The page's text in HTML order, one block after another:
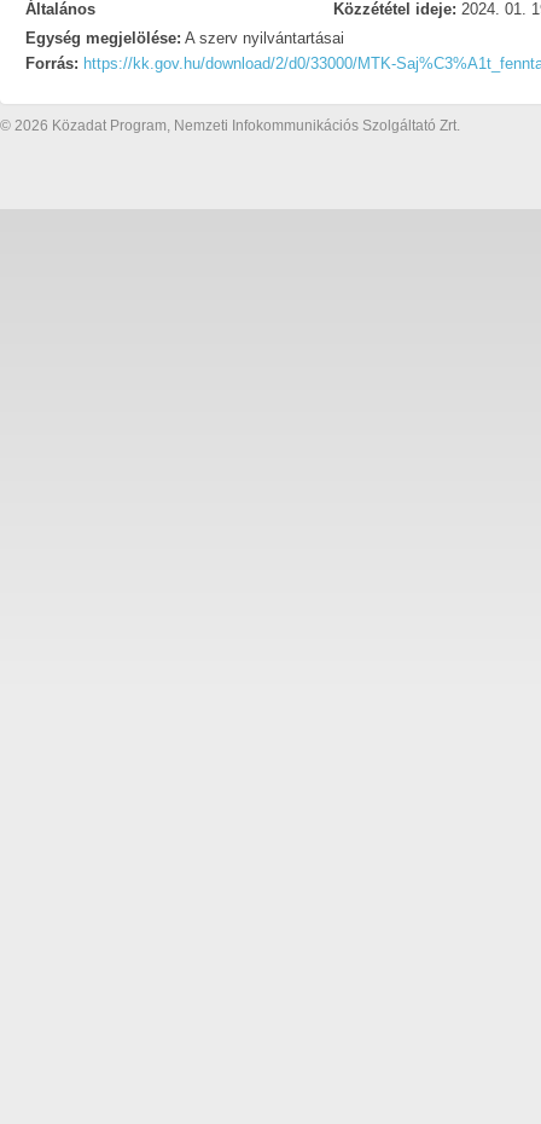
Általános Közzététel ideje: 2024. 01.
Egység megjelölése: A szerv nyilvántartásai
Forrás: https://kk.gov.hu/download/2/d0/33000/MTK-
© 2026 Közadat Program, Nemzeti Infokommunikációs Szolgáltató Zrt.